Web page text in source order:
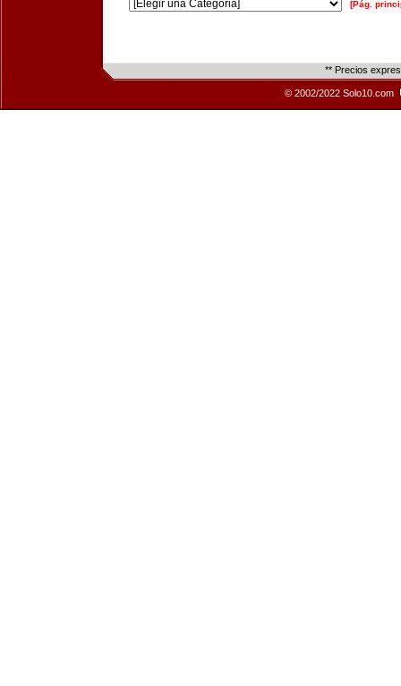
[Pág.
** Precios
© 2002/2022 Solo10.com